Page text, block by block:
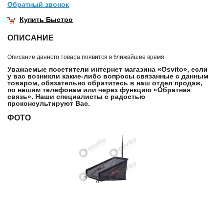
Обратный звонок
Купить Быстро
ОПИСАНИЕ
Описание данного товара появится в ближайшее время
Уважаемые посетители интернет магазина «Osvito», если
у вас возникли какие-либо вопросы связанные с данным
товаром, обязательно обратитесь в наш отдел продаж,
по нашим телефонам или через функцию «Обратная
связь». Наши специалисты с радостью
проконсультируют Вас.
ФОТО